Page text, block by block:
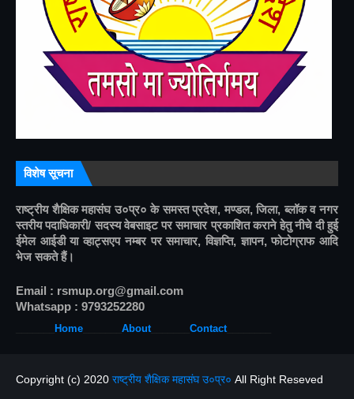
विशेष सूचना
राष्ट्रीय शैक्षिक महासंघ उ०प्र० के समस्त प्रदेश, मण्डल, जिला, ब्लॉक व नगर
स्तरीय पदाधिकारी/ सदस्य वेबसाइट पर समाचार प्रकाशित कराने हेतु नीचे दी हुई
ईमेल आईडी या व्हाट्सएप नम्बर पर समाचार, विज्ञप्ति, ज्ञापन, फोटोग्राफ आदि
भेज सकते हैं।
Email : rsmup.org@gmail.com
Whatsapp : 9793252280
Home About______ Contact________
Copyright (c) 2020 राष्ट्रीय शैक्षिक महासंघ उ०प्र० All Right Reseved